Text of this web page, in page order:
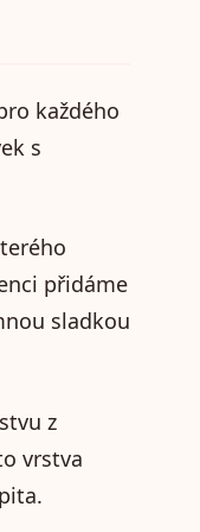
každého
s
přidáme
sladkou
z
vrstva